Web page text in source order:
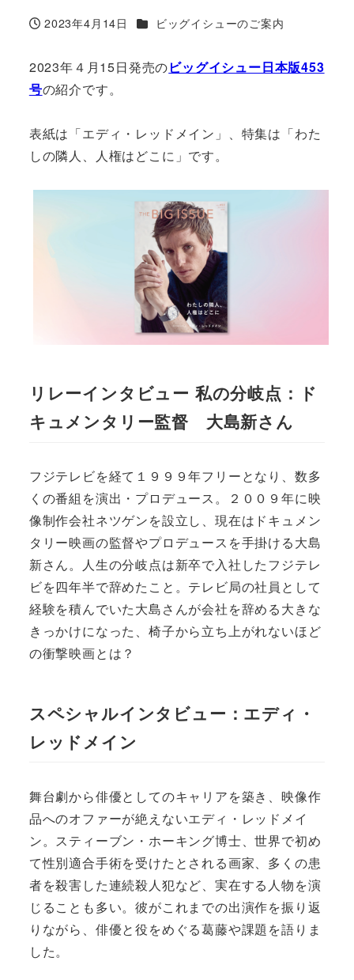
投稿日
2023年4月14日 カテゴリー
ビッグイシューのご案内
2023年４月15日発売のビッグイシュー日本版453
号の紹介です。
表紙は「エディ・レッドメイン」、特集は「わた
しの隣人、人権はどこに」です。
リレーインタビュー 私の分岐点：ド
キュメンタリー監督 大島新さん
フジテレビを経て１９９９年フリーとなり、数多
くの番組を演出・プロデュース。２００９年に映
像制作会社ネツゲンを設立し、現在はドキュメン
タリー映画の監督やプロデュースを手掛ける大島
新さん。人生の分岐点は新卒で入社したフジテレ
ビを四年半で辞めたこと。テレビ局の社員として
経験を積んでいた大島さんが会社を辞める大きな
きっかけになった、椅子から立ち上がれないほど
の衝撃映画とは？
スペシャルインタビュー：エディ・
レッドメイン
舞台劇から俳優としてのキャリアを築き、映像作
品へのオファーが絶えないエディ・レッドメイ
ン。スティーブン・ホーキング博士、世界で初め
て性別適合手術を受けたとされる画家、多くの患
者を殺害した連続殺人犯など、実在する人物を演
じることも多い。彼がこれまでの出演作を振り返
りながら、俳優と役をめぐる葛藤や課題を語りま
した。